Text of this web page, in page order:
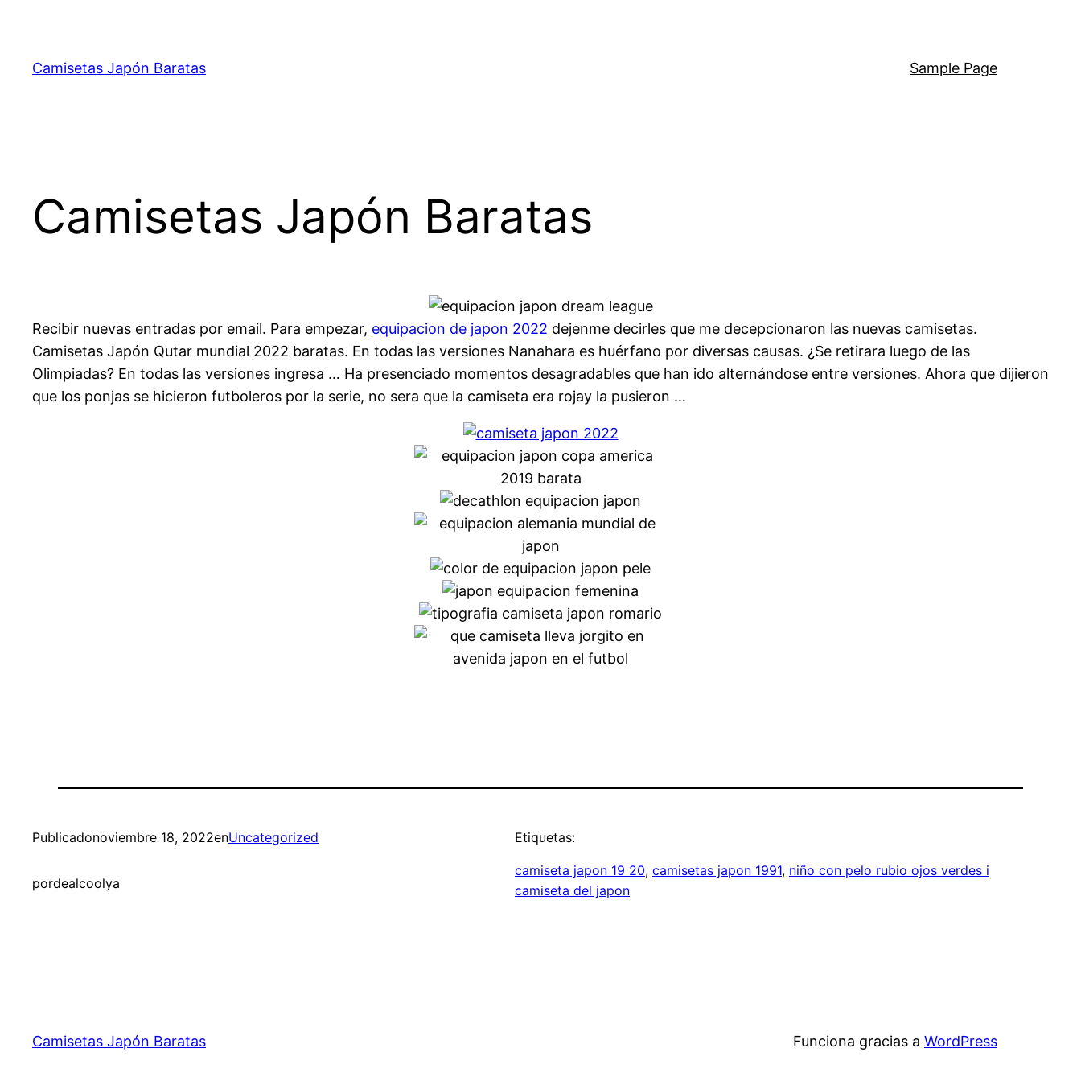
contenido
Camisetas Japón Baratas Sample Page
Camisetas Japón Baratas
Recibir nuevas entradas por email. Para empezar, equipacion de japon 2022 dejenme decirles que me decepcionaron las nuevas camisetas.
Camisetas Japón Qutar mundial 2022 baratas. En todas las versiones Nanahara es huérfano por diversas causas. ¿Se retirara luego de las
Olimpiadas? En todas las versiones ingresa … Ha presenciado momentos desagradables que han ido alternándose entre versiones. Ahora que dijieron
que los ponjas se hicieron futboleros por la serie, no sera que la camiseta era rojay la pusieron …
Publicadonoviembre 18, 2022enUncategorized
pordealcoolya
Etiquetas:
camiseta japon 19 20, camisetas japon 1991, niño con pelo rubio ojos verdes i
camiseta del japon
Camisetas Japón Baratas Funciona gracias a WordPress